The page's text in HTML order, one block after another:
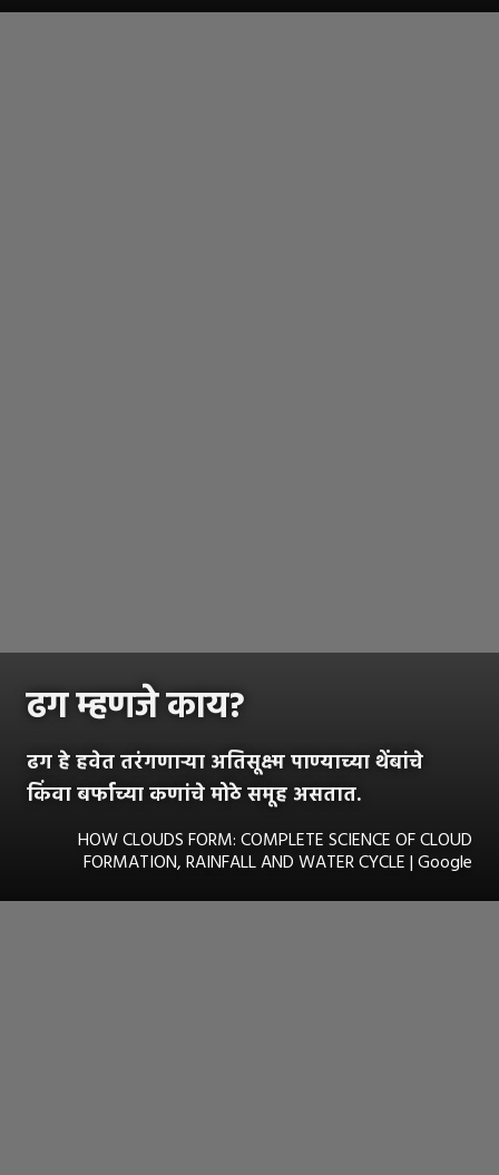
ढग म्हणजे काय?
ढग हे हवेत तरंगणाऱ्या अतिसूक्ष्म पाण्याच्या थेंबांचे
किंवा बर्फाच्या कणांचे मोठे समूह असतात.
HOW CLOUDS FORM: COMPLETE SCIENCE OF CLOUD
FORMATION, RAINFALL AND WATER CYCLE | Google